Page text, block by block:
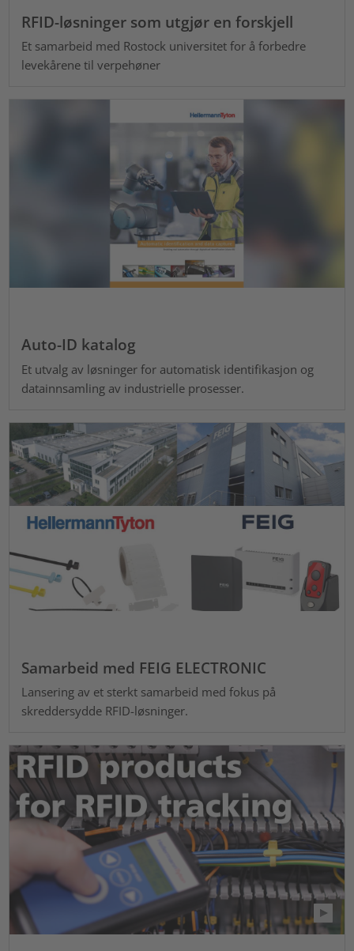
RFID-løsninger som utgjør en forskjell
Et samarbeid med Rostock universitet for å forbedre
levekårene til verpehøner
Auto-ID katalog
Et utvalg av løsninger for automatisk identifikasjon og
datainnsamling av industrielle prosesser.
Samarbeid med FEIG ELECTRONIC
Lansering av et sterkt samarbeid med fokus på
skreddersydde RFID-løsninger.